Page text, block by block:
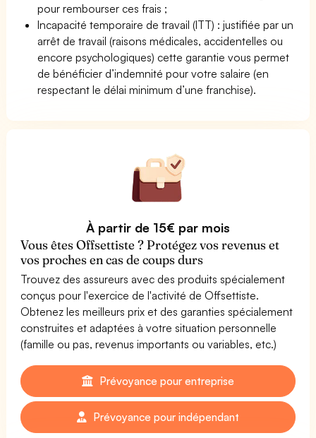
pour rembourser ces frais ;
Incapacité temporaire de travail (ITT) : justifiée par un
arrêt de travail (raisons médicales, accidentelles ou
encore psychologiques) cette garantie vous permet
de bénéficier d’indemnité pour votre salaire (en
respectant le délai minimum d’une franchise).
À partir de 15€ par mois
Vous êtes Offsettiste ? Protégez vos revenus et
vos proches en cas de coups durs
Trouvez des assureurs avec des produits spécialement
conçus pour l'exercice de l'activité de Offsettiste.
Obtenez les meilleurs prix et des garanties spécialement
construites et adaptées à votre situation personnelle
(famille ou pas, revenus importants ou variables, etc.)
Prévoyance pour entreprise
Prévoyance pour indépendant